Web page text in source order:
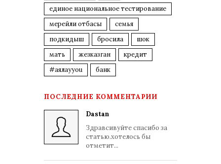
единое национальное тестирование
мерейли отбасы
семья
подкидыш
бросила
шок
мать
жезказган
кредит
#аялауyou
банк
ПОСЛЕДНИЕ КОММЕНТАРИИ
Dastan
Здравсивуйте спасибо за
статью.хотелось бы
отметит...